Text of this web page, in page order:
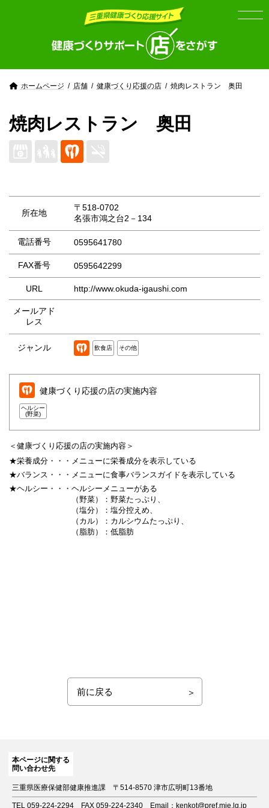
ホームページ 店舗 健康づくり応援の店 焼肉レストラン 奥田
焼肉レストラン 奥田
所在地
〒518-0702
名張市鴻之台2－134
電話番号 0595641780
FAX番号 0595642299
URL http://www.okuda-igaushi.com
メールアド
レス
ジャンル 飲食店 その他
健康づくり応援の店の実施内容
ヘルシー
(野菜)
＜健康づくり応援の店の実施内容＞
★栄養成分・・・ メニューに栄養成分を表示している
★バランス・・・ メニューに食事バランスガイドを表示している
★ヘルシー・・・ ヘルシーメニューがある
（野菜）：野菜たっぷり、
（塩分）：塩分控えめ、
（カル）：カルシウムたっぷり、
（脂肪）：低脂肪
前に戻る
本ページに関する
問い合わせ先
三重県医療保健部健康推進課 〒514-8570 津市広明町13番地
TEL 059-224-2294 FAX 059-224-2340 Email：kenkot@pref.mie.lg.jp